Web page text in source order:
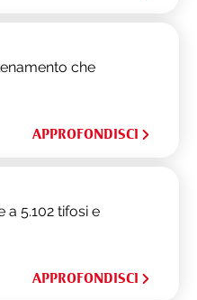
che
APPROFONDISCI
a 5.102 tifosi e
APPROFONDISCI